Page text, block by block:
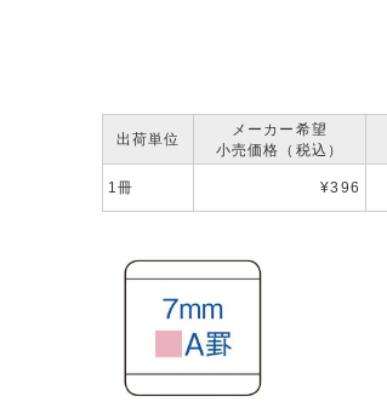
出荷単位
メーカー希望
小売価格（税込）
1冊 ¥396